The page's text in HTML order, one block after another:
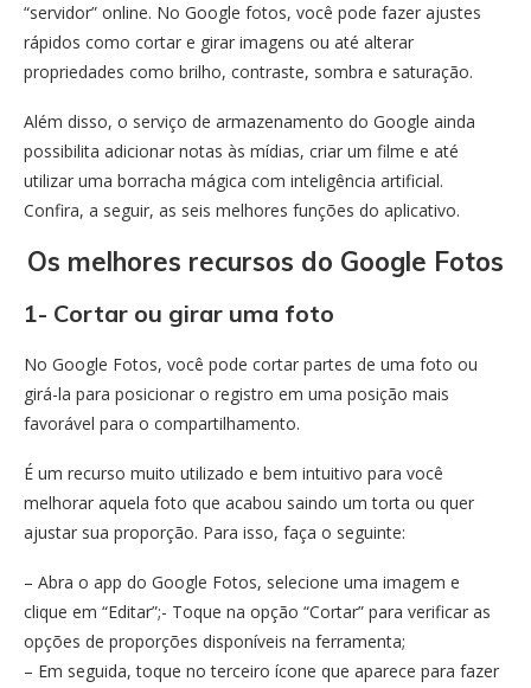
“servidor” online. No Google fotos, você pode fazer ajustes
rápidos como cortar e girar imagens ou até alterar
propriedades como brilho, contraste, sombra e saturação.
Além disso, o serviço de armazenamento do Google ainda
possibilita adicionar notas às mídias, criar um filme e até
utilizar uma borracha mágica com inteligência artificial.
Confira, a seguir, as seis melhores funções do aplicativo.
Os melhores recursos do Google Fotos
1- Cortar ou girar uma foto
No Google Fotos, você pode cortar partes de uma foto ou
girá-la para posicionar o registro em uma posição mais
favorável para o compartilhamento.
É um recurso muito utilizado e bem intuitivo para você
melhorar aquela foto que acabou saindo um torta ou quer
ajustar sua proporção. Para isso, faça o seguinte:
– Abra o app do Google Fotos, selecione uma imagem e
clique em “Editar”;- Toque na opção “Cortar” para verificar as
opções de proporções disponíveis na ferramenta;
– Em seguida, toque no terceiro ícone que aparece para fazer